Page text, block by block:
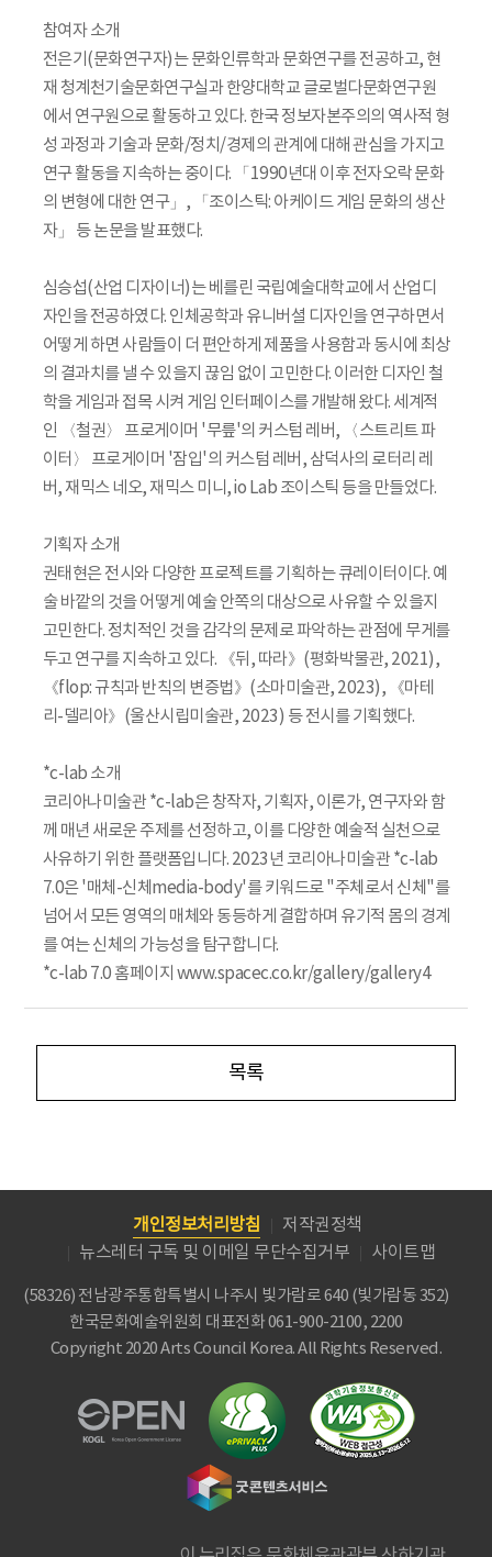
참여자 소개
전은기(문화연구자)는 문화인류학과 문화연구를 전공하고, 현
재 청계천기술문화연구실과 한양대학교 글로벌다문화연구원
에서 연구원으로 활동하고 있다. 한국 정보자본주의의 역사적 형
성 과정과 기술과 문화/정치/경제의 관계에 대해 관심을 가지고
연구 활동을 지속하는 중이다. 「1990년대 이후 전자오락 문화
의 변형에 대한 연구」, 「조이스틱: 아케이드 게임 문화의 생산
자」 등 논문을 발표했다.
심승섭(산업 디자이너)는 베를린 국립예술대학교에서 산업디
자인을 전공하였다. 인체공학과 유니버셜 디자인을 연구하면서
어떻게 하면 사람들이 더 편안하게 제품을 사용함과 동시에 최상
의 결과치를 낼 수 있을지 끊임 없이 고민한다. 이러한 디자인 철
학을 게임과 접목 시켜 게임 인터페이스를 개발해 왔다. 세계적
인 〈철권〉 프로게이머 '무릎'의 커스텀 레버, 〈스트리트 파
이터〉 프로게이머 '잠입'의 커스텀 레버, 삼덕사의 로터리 레
버, 재믹스 네오, 재믹스 미니, io Lab 조이스틱 등을 만들었다.
기획자 소개
권태현은 전시와 다양한 프로젝트를 기획하는 큐레이터이다. 예
술 바깥의 것을 어떻게 예술 안쪽의 대상으로 사유할 수 있을지
고민한다. 정치적인 것을 감각의 문제로 파악하는 관점에 무게를
두고 연구를 지속하고 있다. 《뒤, 따라》(평화박물관, 2021),
《flop: 규칙과 반칙의 변증법》(소마미술관, 2023), 《마테
리-델리아》(울산시립미술관, 2023) 등 전시를 기획했다.
*c-lab 소개
코리아나미술관 *c-lab은 창작자, 기획자, 이론가, 연구자와 함
께 매년 새로운 주제를 선정하고, 이를 다양한 예술적 실천으로
사유하기 위한 플랫폼입니다. 2023년 코리아나미술관 *c-lab
7.0은 '매체-신체media-body'를 키워드로 "주체로서 신체"를
넘어서 모든 영역의 매체와 동등하게 결합하며 유기적 몸의 경계
를 여는 신체의 가능성을 탐구합니다.
*c-lab 7.0 홈페이지 www.spacec.co.kr/gallery/gallery4
목록
개인정보처리방침
저작권정책
뉴스레터 구독 및 이메일 무단수집거부
사이트맵
(58326) 전남광주통합특별시 나주시 빛가람로 640 (빛가람동 352)
한국문화예술위원회 대표전화 061-900-2100, 2200
Copyright 2020 Arts Council Korea. All Rights Reserved.